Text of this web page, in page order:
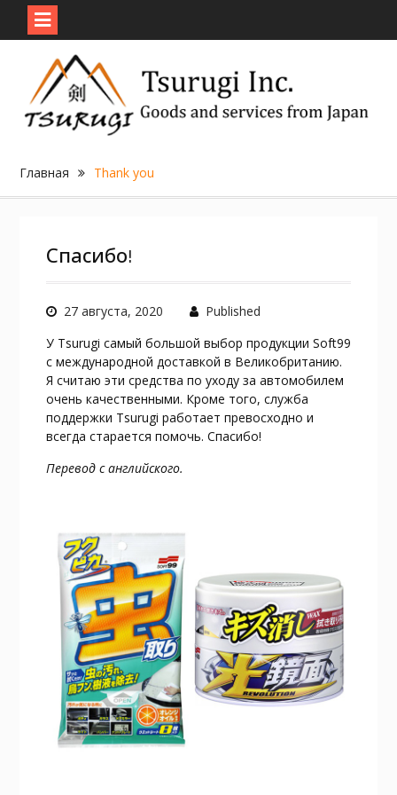
content
Главная Thank you
Спасибо!
27 августа, 2020
Published
У Tsurugi самый большой выбор продукции Soft99
с международной доставкой в Великобританию.
Я считаю эти средства по уходу за автомобилем
очень качественными. Кроме того, служба
поддержки Tsurugi работает превосходно и
всегда старается помочь. Спасибо!
Перевод с английского.